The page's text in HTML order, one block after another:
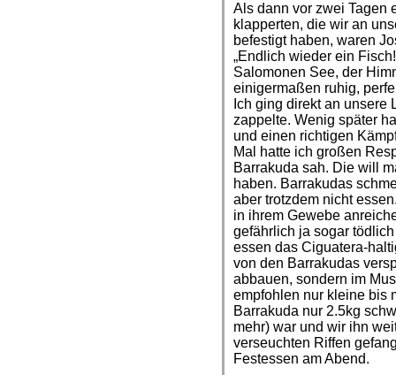
Als dann vor zwei Tagen
klapperten, die wir an
befestigt haben, waren
„Endlich wieder ein
Salomonen See, der
einigermaßen ruhig,
Ich ging direkt an unsere
zappelte. Wenig später
und einen richtigen
Mal hatte ich großen
Barrakuda sah. Die will
haben. Barrakudas
aber trotzdem nicht
in ihrem Gewebe
gefährlich ja sogar
essen das Ciguatera-
von den Barrakudas
abbauen, sondern im
empfohlen nur kleine bis
Barrakuda nur 2.5kg
mehr) war und wir ihn
verseuchten Riffen
Festessen am Abend.